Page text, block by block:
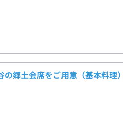
郷土会席をご用意（基本料理）